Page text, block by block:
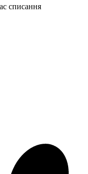
списання